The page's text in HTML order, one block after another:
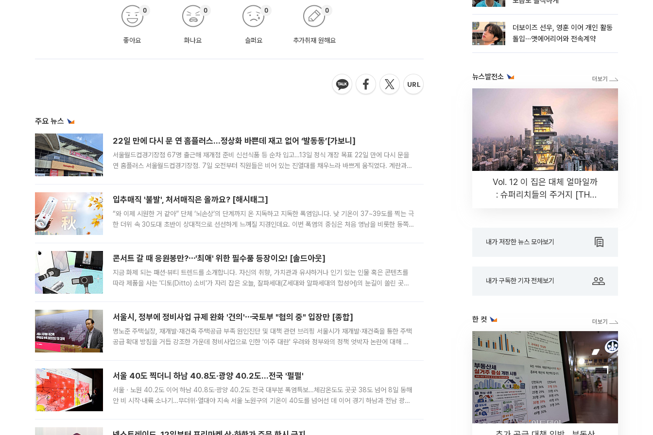
좋아요
0
화나요
0
슬퍼요
0
추가취재 원해요
0
주요 뉴스
22일 만에 다시 문 연 홈플러스…정상화 바쁜데 재고 없어 ‘발동동’[가보니]
서울월드컵경기장점 67명 출근해 재개점 준비 신선식품 등 순차 입고…13일 정식 개장 목표 22일 만에 다시 문을
연 홈플러스 서울월드컵경기장점. 7일 오전부터 직원들은 비어 있는 진열대를 채우느라 바쁘게 움직였다. 계란과
입추매직 '불발', 처서매직은 올까요? [해시태그]
“와 이제 시원한 거 같아” 단체 ‘뇌손상’의 단계까지 온 지독하고 지독한 폭염입니다. 낮 기온이 37~39도를 찍는 극
한 더위 속 30도대 초반이 상대적으로 선선하게 느껴질 지경인데요. 이번 폭염의 중심은 처음 영남을 비롯한 동쪽
콘서트 갈 때 응원봉만?⋯'최애' 위한 필수품 등장이오! [솔드아웃]
지금 화제 되는 패션·뷰티 트렌드를 소개합니다. 자신의 취향, 가치관과 유사하거나 인기 있는 인물 혹은 콘텐츠를
따라 제품을 사는 '디토(Ditto) 소비'가 자리 잡은 오늘, 잘파세대(Z세대와 알파세대의 합성어)의 눈길이 쏠린 곳은
서울시, 정부에 정비사업 규제 완화 '건의'⋯국토부 "협의 중" 입장만 [종합]
명노준 주택실장, 재개발·재건축 주택공급 부족 원인진단 및 대책 관련 브리핑 서울시가 재개발·재건축을 통한 주택
공급 확대 방침을 거듭 강조한 가운데 정비사업으로 인한 '이주 대란' 우려와 정부와의 정책 엇박자 논란에 대해 정
서울 40도 찍더니 하남 40.8도·광양 40.2도…전국 '펄펄'
서울ㆍ노원 40.2도 이어 하남 40.8도·광양 40.2도 전국 대부분 폭염특보…체감온도도 곳곳 38도 넘어 8일 동해
안 비 시작·내륙 소나기…무더위·열대야 지속 서울 노원구의 기온이 40도를 넘어선 데 이어 경기 하남과 전남 광양
더보이즈 선우, 영훈 이어 개인 활동
돌입⋯앳에어리어와 전속계약
뉴스발전소
Vol. 12 이 집은 대체 얼마일까
: 슈퍼리치들의 주거지 [THE
내가 저장한 뉴스 모아보기
내가 구독한 기자 전체보기
한 컷